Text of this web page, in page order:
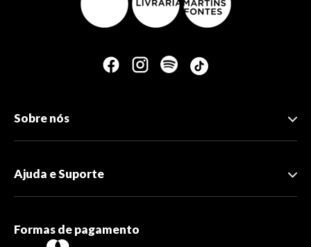
Sobre nós
Ajuda e Suporte
Formas de pagamento